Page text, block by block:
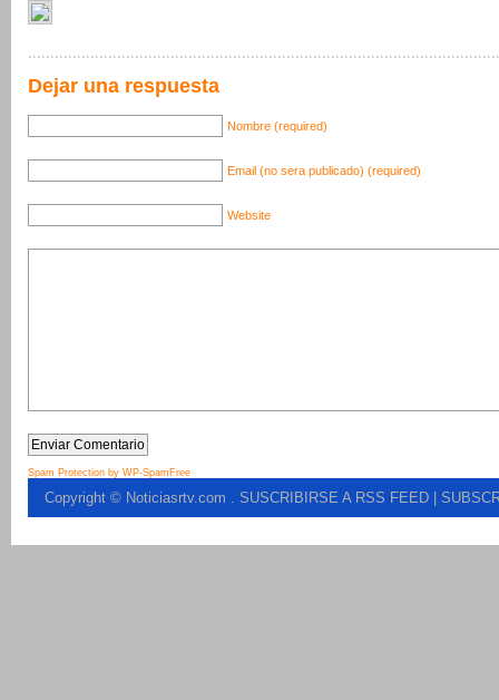
Dejar una respuesta
Nombre (required)
Email (no sera publicado) (required)
Website
Spam Protection by WP-SpamFree
Copyright © Noticiasrtv.com . SUSCRIBIRSE A RSS FEED |